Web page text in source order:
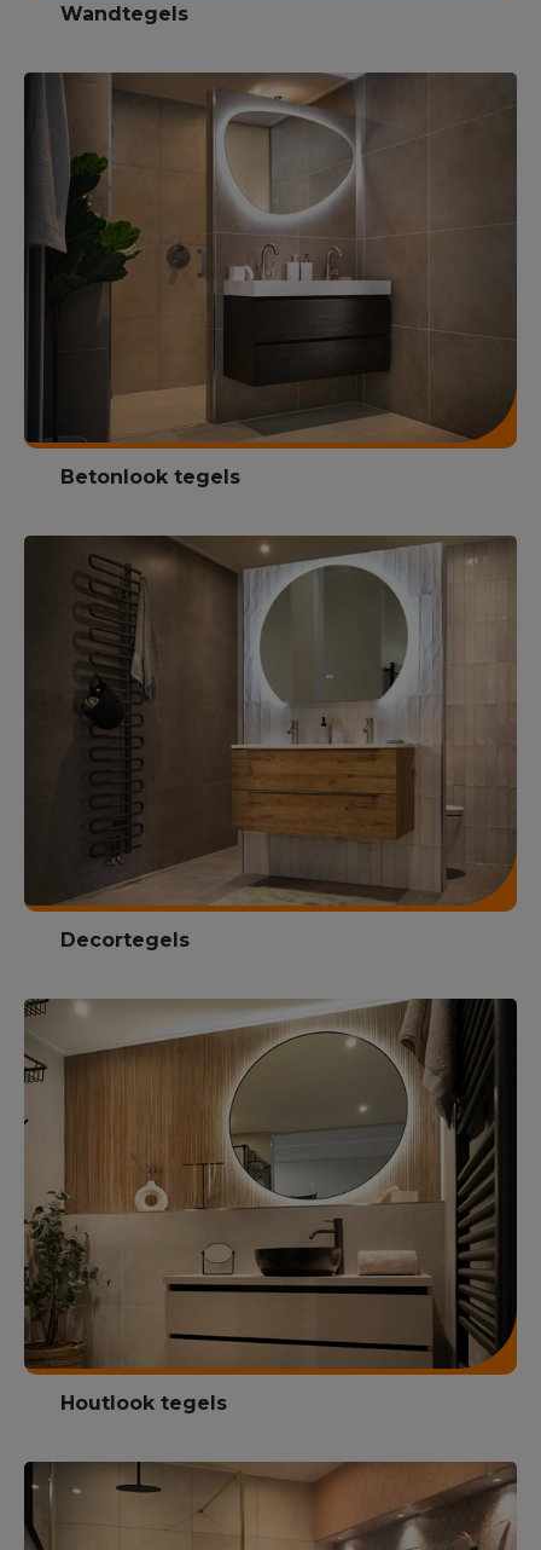
Wandtegels
Betonlook tegels
Decortegels
Houtlook tegels